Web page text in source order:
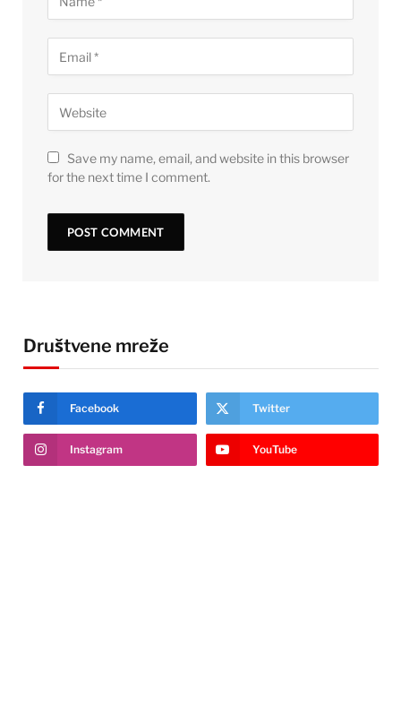
Save my name, email, and website in this browser
for the next time I comment.
Društvene mreže
Facebook Twitter
Instagram YouTube